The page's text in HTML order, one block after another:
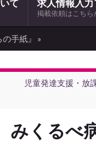
て 求人情報入力
掲載依頼はこちら
手紙』 »
児童発達支援・放
みくるべ